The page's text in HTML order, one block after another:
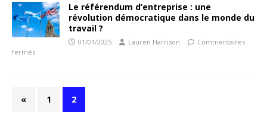
Le référendum d’entreprise : une
révolution démocratique dans le monde du
travail ?
01/01/2025 Lauren Harrison
Commentaires
fermés
« 1 2